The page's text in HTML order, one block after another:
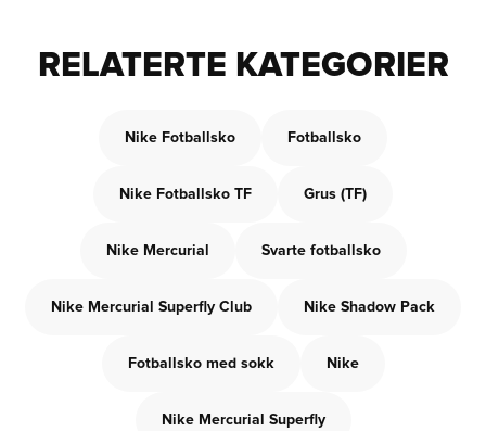
RELATERTE KATEGORIER
Nike Fotballsko Fotballsko
Nike Fotballsko TF Grus (TF)
Nike Mercurial Svarte fotballsko
Nike Mercurial Superfly Club Nike Shadow Pack
Fotballsko med sokk Nike
Nike Mercurial Superfly